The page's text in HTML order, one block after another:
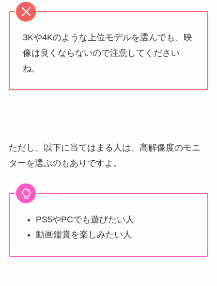
3Kや4Kのような上位モデルを選んでも、映
像は良くならないので注意してください
ね。
ただし、以下に当てはまる人は、高解像度のモニ
ターを選ぶのもありですよ。
PS5やPCでも遊びたい人
動画鑑賞を楽しみたい人